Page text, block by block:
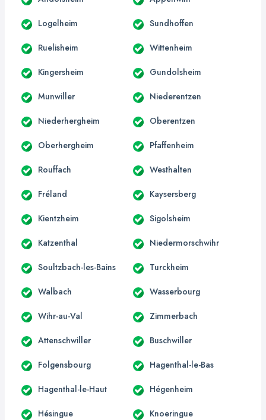
Logelheim Sundhoffen
Ruelisheim Wittenheim
Kingersheim Gundolsheim
Munwiller Niederentzen
Niederhergheim Oberentzen
Oberhergheim Pfaffenheim
Rouffach Westhalten
Fréland Kaysersberg
Kientzheim Sigolsheim
Katzenthal Niedermorschwihr
Soultzbach-les-Bains Turckheim
Walbach Wasserbourg
Wihr-au-Val Zimmerbach
Attenschwiller Buschwiller
Folgensbourg Hagenthal-le-Bas
Hagenthal-le-Haut Hégenheim
Hésingue Knoeringue